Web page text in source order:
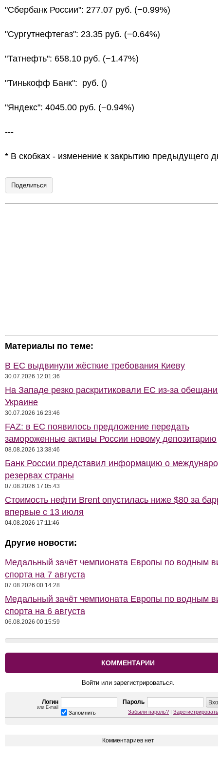
"Сбербанк России": 277.07 руб. (−0.99%)
"Сургутнефтегаз": 23.35 руб. (−0.64%)
"Татнефть": 658.10 руб. (−1.47%)
"Тинькофф Банк": руб. ()
"Яндекс": 4045.00 руб. (−0.94%)
---
* В скобках - изменение к закрытию предыдущего
Поделиться
Материалы по теме:
В ЕС выдвинули жёсткие требования Киеву
30.07.2026 12:01:36
На Западе резко раскритиковали ЕС из-за
Украине
30.07.2026 16:23:46
FAZ: в ЕС появилось предложение передать
замороженные активы России новому депозитарию
08.08.2026 13:38:46
Банк России представил информацию о
резервах страны
07.08.2026 17:05:43
Стоимость нефти Brent опустилась ниже $80 за
впервые с 13 июля
04.08.2026 17:11:46
Другие новости:
Медальный зачёт чемпионата Европы по водным
спорта на 7 августа
07.08.2026 00:14:28
Медальный зачёт чемпионата Европы по водным
спорта на 6 августа
06.08.2026 00:15:59
КОММЕНТАРИИ
Войти или зарегистрироваться.
Логин
или E-mail
Пароль
Запомнить Забыли пароль? |
Комментариев нет